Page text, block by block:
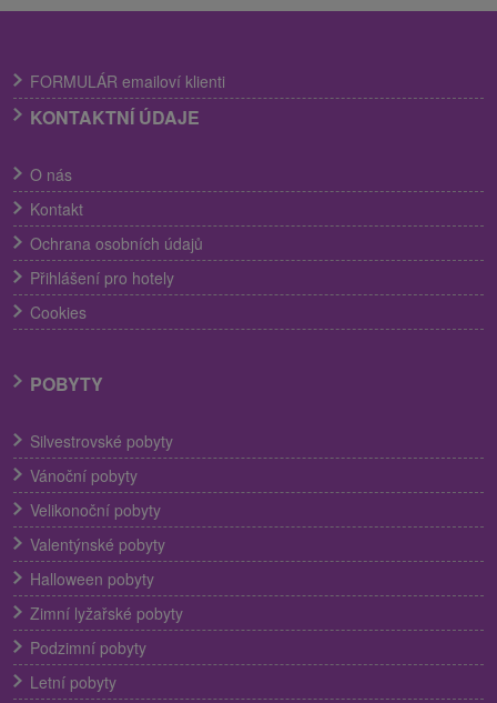
FORMULÁR emailoví klienti
KONTAKTNÍ ÚDAJE
O nás
Kontakt
Ochrana osobních údajů
Přihlášení pro hotely
Cookies
POBYTY
Silvestrovské pobyty
Vánoční pobyty
Velikonoční pobyty
Valentýnské pobyty
Halloween pobyty
Zimní lyžařské pobyty
Podzimní pobyty
Letní pobyty